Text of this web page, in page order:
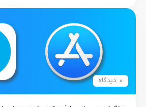
0 دیدگاه